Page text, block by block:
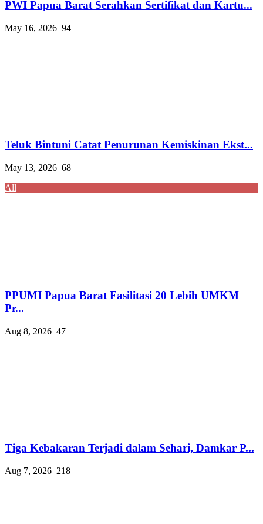
PWI Papua Barat Serahkan Sertifikat dan Kartu...
May 16, 2026 94
Teluk Bintuni Catat Penurunan Kemiskinan Ekst...
May 13, 2026 68
All
PPUMI Papua Barat Fasilitasi 20 Lebih UMKM
Pr...
Aug 8, 2026 47
Tiga Kebakaran Terjadi dalam Sehari, Damkar P...
Aug 7, 2026 218